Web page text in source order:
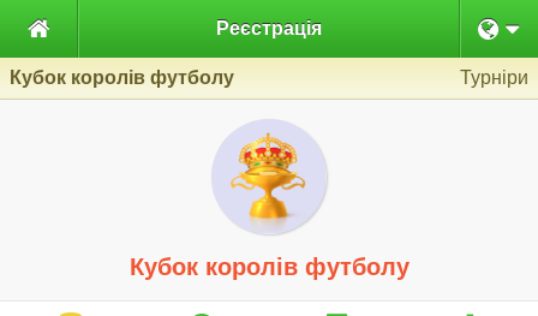
 Реєстрація
Кубок королів футболу Турніри
Кубок королів футболу